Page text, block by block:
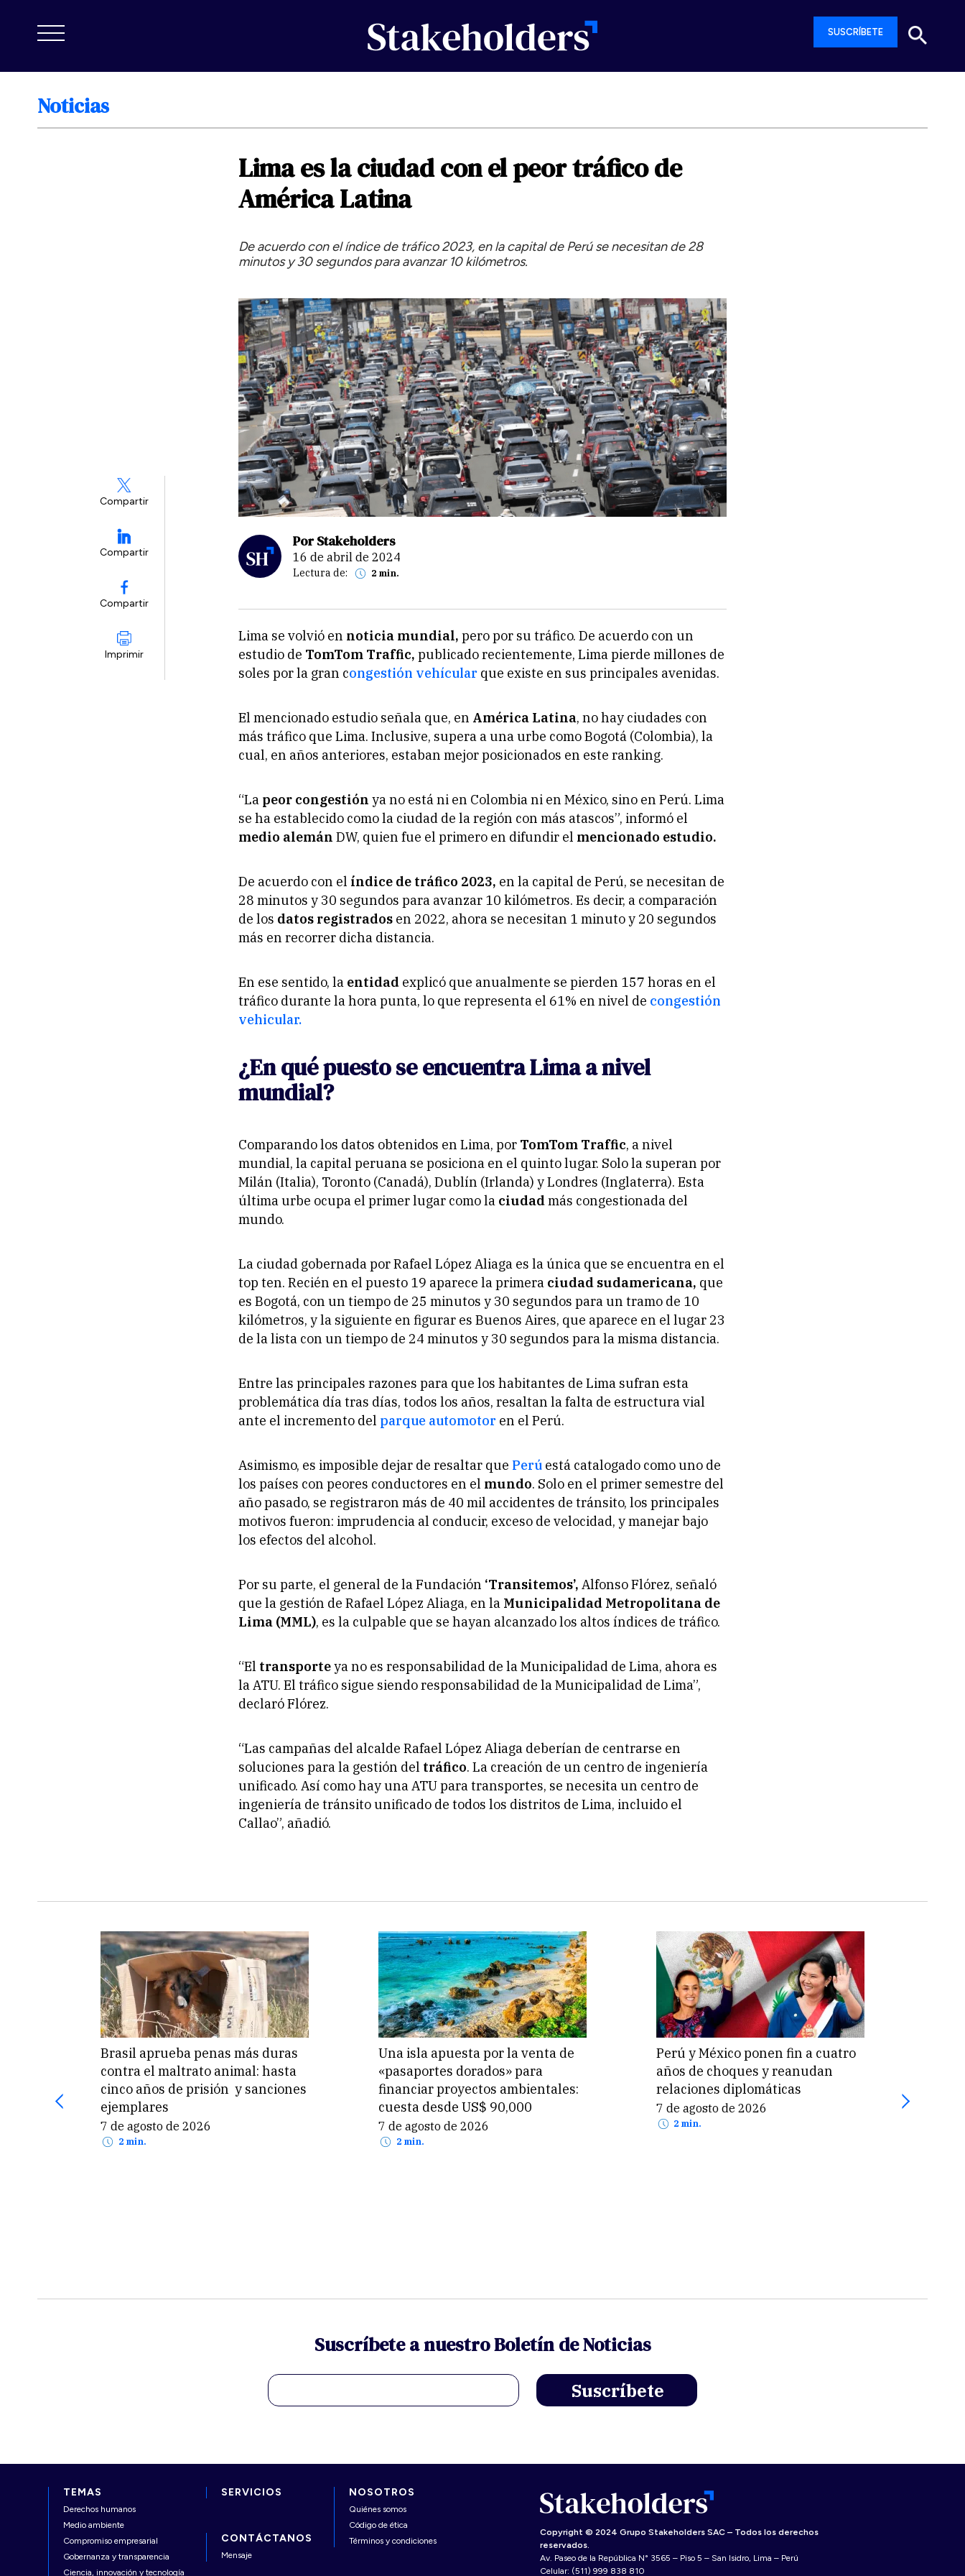
SUSCRÍBETE
Noticias
Compartir
Compartir
Compartir
Imprimir
Limaeslaciudadconelpeortráficode
AméricaLatina
De acuerdo con el índice de tráfico 2023, en la capital de Perú se necesitan de 28
minutos y 30 segundos para avanzar 10 kilómetros.
Por Stakeholders
16 de abril de 2024
Lectura de: 2 min.
Lima se volvió en noticia mundial, pero por su tráfico. De acuerdo con un
estudio de TomTom Traffic, publicado recientemente, Lima pierde millones de
soles por la gran congestión vehícular que existe en sus principales avenidas.
El mencionado estudio señala que, en América Latina, no hay ciudades con
más tráfico que Lima. Inclusive, supera a una urbe como Bogotá (Colombia), la
cual, en años anteriores, estaban mejor posicionados en este ranking.
“La peor congestión ya no está ni en Colombia ni en México, sino en Perú. Lima
se ha establecido como la ciudad de la región con más atascos”, informó el
medio alemán DW, quien fue el primero en difundir el mencionado estudio.
De acuerdo con el índice de tráfico 2023, en la capital de Perú, se necesitan de
28 minutos y 30 segundos para avanzar 10 kilómetros. Es decir, a comparación
de los datos registrados en 2022, ahora se necesitan 1 minuto y 20 segundos
más en recorrer dicha distancia.
En ese sentido, la entidad explicó que anualmente se pierden 157 horas en el
tráfico durante la hora punta, lo que representa el 61% en nivel de congestión
vehicular.
¿En qué puesto se encuentra Lima a nivel
mundial?
Comparando los datos obtenidos en Lima, por TomTom Traffic, a nivel
mundial, la capital peruana se posiciona en el quinto lugar. Solo la superan por
Milán (Italia), Toronto (Canadá), Dublín (Irlanda) y Londres (Inglaterra). Esta
última urbe ocupa el primer lugar como la ciudadmás congestionada del
mundo.
La ciudad gobernada por Rafael López Aliaga es la única que se encuentra en el
top ten. Recién en el puesto 19 aparece la primera ciudad sudamericana, que
es Bogotá, con un tiempo de 25 minutos y 30 segundos para un tramo de 10
kilómetros, y la siguiente en figurar es Buenos Aires, que aparece en el lugar 23
de la lista con un tiempo de 24 minutos y 30 segundos para la misma distancia.
Entre las principales razones para que los habitantes de Lima sufran esta
problemática día tras días, todos los años, resaltan la falta de estructura vial
ante el incremento del parque automotor en el Perú.
Asimismo, es imposible dejar de resaltar que Perú está catalogado como uno de
los países con peores conductores en el mundo. Solo en el primer semestre del
año pasado, se registraron más de 40 mil accidentes de tránsito, los principales
motivos fueron: imprudencia al conducir, exceso de velocidad, y manejar bajo
los efectos del alcohol.
Por su parte, el general de la Fundación ‘Transitemos’, Alfonso Flórez, señaló
que la gestión de Rafael López Aliaga, en la Municipalidad Metropolitana de
Lima (MML), es la culpable que se hayan alcanzado los altos índices de tráfico.
“El transporteya no es responsabilidad de la Municipalidad de Lima, ahora es
la ATU. El tráfico sigue siendo responsabilidad de la Municipalidad de Lima”,
declaró Flórez.
“Las campañas del alcalde Rafael López Aliaga deberían de centrarse en
soluciones para la gestión del tráfico. La creación de un centro de ingeniería
unificado. Así como hay una ATU para transportes, se necesita un centro de
ingeniería de tránsito unificado de todos los distritos de Lima, incluido el
Callao”, añadió.
Brasil aprueba penas más duras
contra el maltrato animal: hasta
cinco años de prisión y sanciones
ejemplares
7 de agosto de 2026
2 min.
Una isla apuesta por la venta de
«pasaportes dorados» para
financiar proyectos ambientales:
cuesta desde US$ 90,000
7 de agosto de 2026
2 min.
Perú y México ponen fin a cuatro
años de choques y reanudan
relaciones diplomáticas
7 de agosto de 2026
2 min.
Suscríbete a nuestro Boletín de Noticias
TEMAS
Derechos humanos
Medio ambiente
Compromiso empresarial
Gobernanza y transparencia
Ciencia, innovación y tecnología
SERVICIOS
CONTÁCTANOS
Mensaje
NOSOTROS
Quiénes somos
Código de ética
Términos y condiciones
Copyright © 2024 Grupo Stakeholders SAC – Todos los derechos
reservados.
Av. Paseo de la República N° 3565 – Piso 5 – San Isidro, Lima – Perú
Celular: (511) 999 838 810